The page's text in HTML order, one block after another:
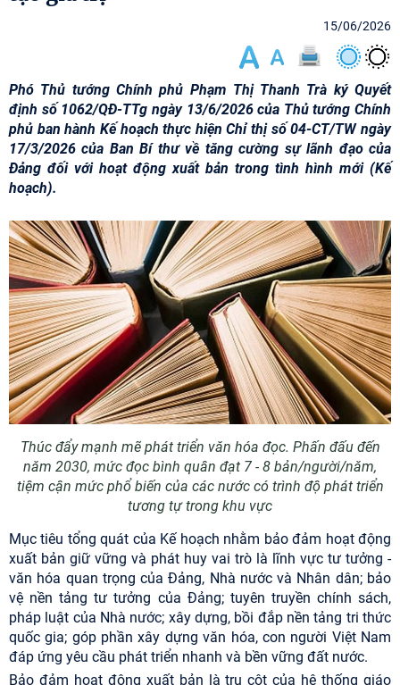
15/06/2026
Phó Thủ tướng Chính phủ Phạm Thị Thanh Trà ký Quyết
định số 1062/QĐ-TTg ngày 13/6/2026 của Thủ tướng Chính
phủ ban hành Kế hoạch thực hiện Chỉ thị số 04-CT/TW ngày
17/3/2026 của Ban Bí thư về tăng cường sự lãnh đạo của
Đảng đối với hoạt động xuất bản trong tình hình mới (Kế
hoạch).
Thúc đẩy mạnh mẽ phát triển văn hóa đọc. Phấn đấu đến
năm 2030, mức đọc bình quân đạt 7 - 8 bản/người/năm,
tiệm cận mức phổ biến của các nước có trình độ phát triển
tương tự trong khu vực
Mục tiêu tổng quát của Kế hoạch nhằm bảo đảm hoạt động
xuất bản giữ vững và phát huy vai trò là lĩnh vực tư tưởng -
văn hóa quan trọng của Đảng, Nhà nước và Nhân dân; bảo
vệ nền tảng tư tưởng của Đảng; tuyên truyền chính sách,
pháp luật của Nhà nước; xây dựng, bồi đắp nền tảng tri thức
quốc gia; góp phần xây dựng văn hóa, con người Việt Nam
đáp ứng yêu cầu phát triển nhanh và bền vững đất nước.
Bảo đảm hoạt động xuất bản là trụ cột của hệ thống giáo